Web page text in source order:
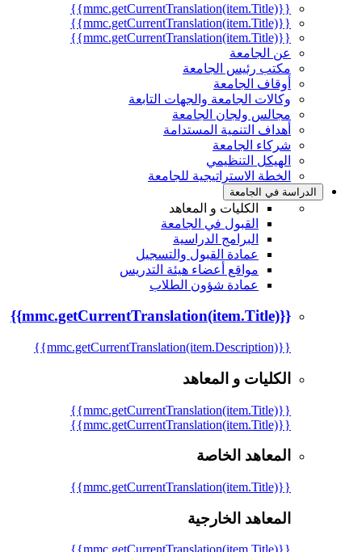
{{mmc.getCurrentTranslation(item.Title)}}
{{mmc.getCurrentTranslation(item.Title)}}
{{mmc.getCurrentTranslation(item.Title)}}
عن الجامعة
مكتب رئيس الجامعة
أوقاف الجامعة
وكالات الجامعة والجهات التابعة
مجالس ولجان الجامعة
أهداف التنمية المستدامة
شركاء الجامعة
الهيكل التنظيمي
الخطة الاستراتيجية للجامعة
الدراسة في الجامعة
الكليات و المعاهد
القبول في الجامعة
البرامج الدراسية
عمادة القبول والتسجيل
مواقع أعضاء هيئة التدريس
عمادة شؤون الطلاب
{{mmc.getCurrentTranslation(item.Title)}}
{{mmc.getCurrentTranslation(item.Description)}}
الكليات و المعاهد
{{mmc.getCurrentTranslation(item.Title)}}
{{mmc.getCurrentTranslation(item.Title)}}
المعاهد الخاصة
{{mmc.getCurrentTranslation(item.Title)}}
المعاهد الخارجية